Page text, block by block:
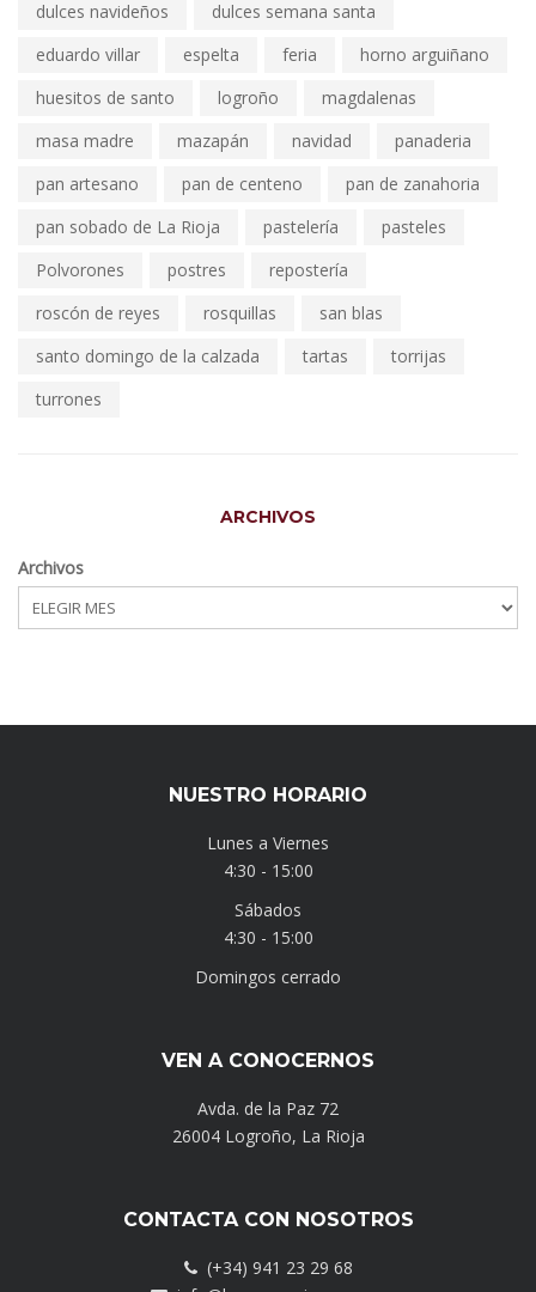
dulces navideños
dulces semana santa
eduardo villar
espelta feria
horno arguiñano
huesitos de santo
logroño
magdalenas
masa madre
mazapán navidad
panaderia
pan artesano
pan de centeno
pan de zanahoria
pan sobado de La Rioja
pastelería
pasteles
Polvorones
postres
repostería
roscón de reyes
rosquillas
san blas
santo domingo de la calzada
tartas
torrijas
turrones
ARCHIVOS
Archivos
NUESTRO HORARIO
Lunes a Viernes
4:30 - 15:00
Sábados
4:30 - 15:00
Domingos cerrado
VEN A CONOCERNOS
Avda. de la Paz 72
26004 Logroño, La Rioja
CONTACTA CON NOSOTROS
(+34) 941 23 29 68